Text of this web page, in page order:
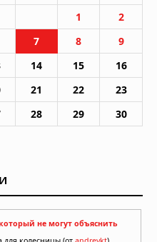
1
2
7 8
9
14 15
16
21 22
23
28 29
30
не могут объяснить